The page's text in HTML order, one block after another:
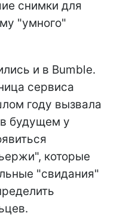
снимки для
"умного"
и в Bumble.
сервиса
году вызвала
будущем у
которые
"свидания"